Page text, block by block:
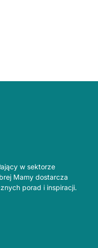
w sektorze
Mamy dostarcza
porad i inspiracji.